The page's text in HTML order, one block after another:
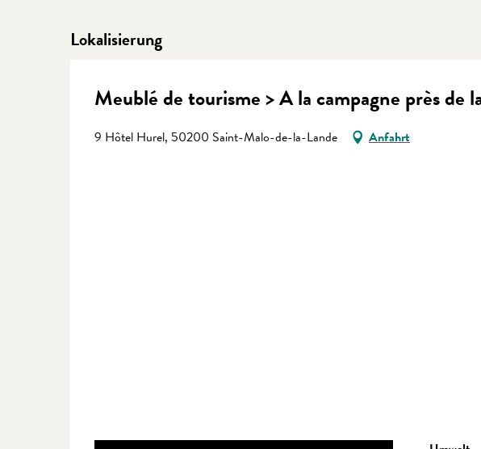
Lokalisierung
Meublé de tourisme > A la campagne près de
9 Hôtel Hurel, 50200 Saint-Malo-de-la-Lande Anfahrt